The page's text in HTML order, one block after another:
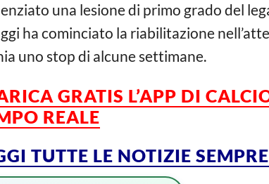
una lesione di primo grado del
ha cominciato la riabilitazione
uno stop di alcune settimane.
GRATIS L’APP DI
REALE
TUTTE LE NOTIZIE